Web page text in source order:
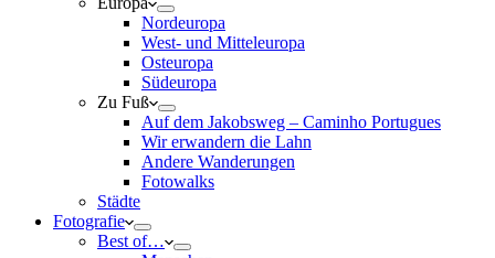
Nordeuropa
West- und Mitteleuropa
Osteuropa
Südeuropa
Zu Fuß
Auf dem Jakobsweg – Caminho Portugues
Wir erwandern die Lahn
Andere Wanderungen
Fotowalks
Städte
Fotografie
Best of…